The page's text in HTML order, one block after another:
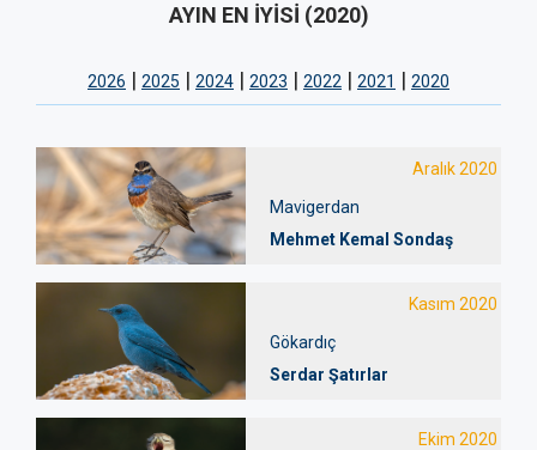
AYIN EN İYİSİ (2020)
2026 | 2025 | 2024 | 2023 | 2022 | 2021 | 2020
Aralık 2020
Mavigerdan
Mehmet Kemal Sondaş
Kasım 2020
Gökardıç
Serdar Şatırlar
Ekim 2020